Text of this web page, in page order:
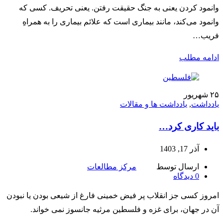
وانمود کردن یعنی به جنگ حقیقت رفتن. یعنی تحریف. کسی که
وانمود می‌کند، مانند بیماری است که علائم بیماری را به همراهِ
فریب…
ادامه مطلب
۲۵ شهریور
یادداشت, یادداشت ها و مقالات
باید کاری کرد…
آذر 17, 1403
ارسال توسط
مرکز مطالعات
0 دیدگاه
امروز کسی جز انقلاب پر فیض خمینی فارغ از شیعی بودن یا نبودن
آن در جهان، برای غزه و فلسطین مرثیه جانسوز نمی خواند.